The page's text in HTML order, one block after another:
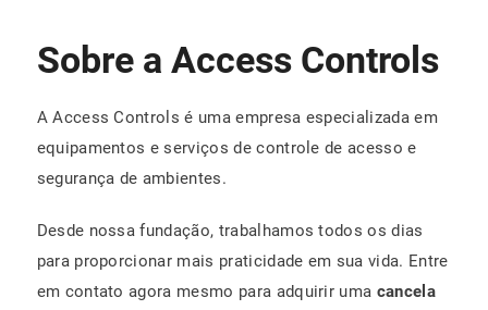
Sobre a Access Controls
A Access Controls é uma empresa especializada em
equipamentos e serviços de controle de acesso e
segurança de ambientes.
Desde nossa fundação, trabalhamos todos os dias
para proporcionar mais praticidade em sua vida. Entre
em contato agora mesmo para adquirir uma cancela